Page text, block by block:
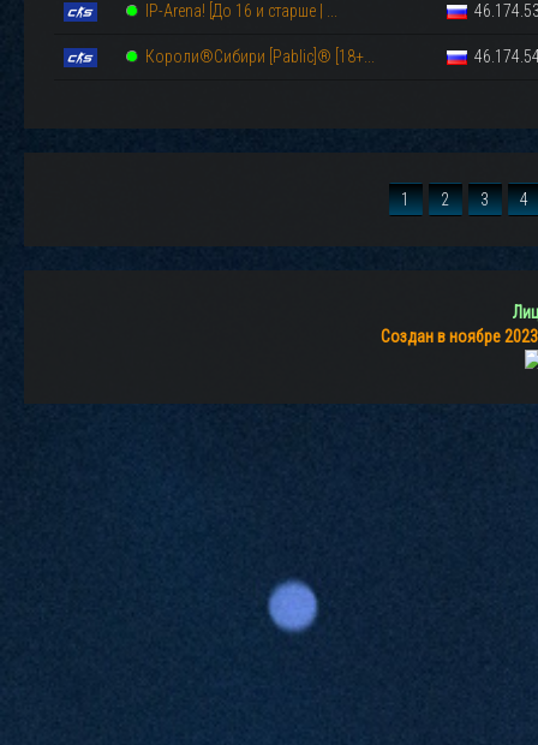
IP-Arena! [До 16 и старше | ...
Короли®Сибири [Pablic]® [18+...
1 2 3 4
Создан в ноябре